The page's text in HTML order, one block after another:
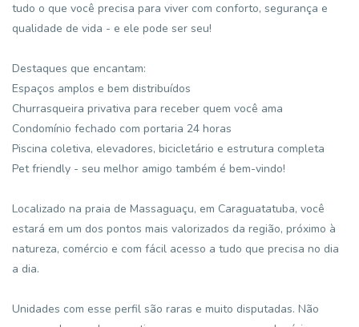
tudo o que você precisa para viver com conforto, segurança e
qualidade de vida - e ele pode ser seu!
Destaques que encantam:
Espaços amplos e bem distribuídos
Churrasqueira privativa para receber quem você ama
Condomínio fechado com portaria 24 horas
Piscina coletiva, elevadores, bicicletário e estrutura completa
Pet friendly - seu melhor amigo também é bem-vindo!
Localizado na praia de Massaguaçu, em Caraguatatuba, você
estará em um dos pontos mais valorizados da região, próximo à
natureza, comércio e com fácil acesso a tudo que precisa no dia
a dia.
Unidades com esse perfil são raras e muito disputadas. Não